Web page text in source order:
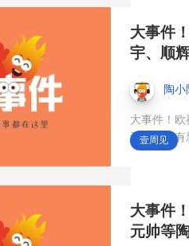
砖
？就选
45届中国
中国陶瓷
品区5.0
大事件
宇、顺
陶小
大事件！
卫企业都有
壹周见
大事件
元帅等